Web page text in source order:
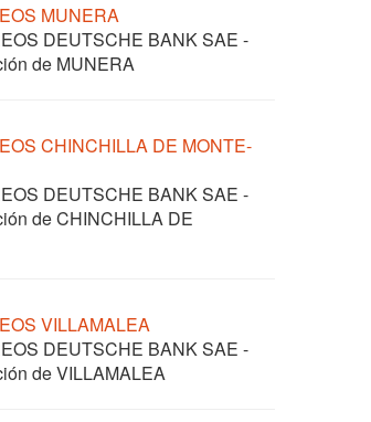
MUNERA
DEUTSCHE BANK SAE -
de MUNERA
CHINCHILLA DE MONTE-
DEUTSCHE BANK SAE -
de CHINCHILLA DE
VILLAMALEA
DEUTSCHE BANK SAE -
de VILLAMALEA